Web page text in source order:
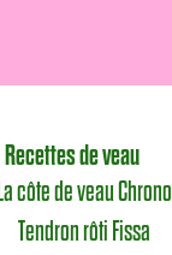
Recettes de veau
La côte de veau Chrono
Tendron rôti Fissa